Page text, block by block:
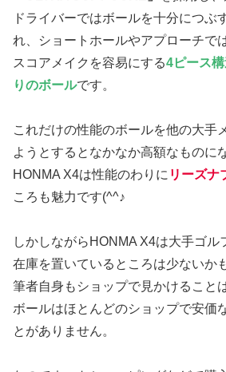
ドライバーではボールを十分につぶ
れ、ショートホールやアプローチで
スコアメイクを容易にする4ピース
りのボールです。
これだけの性能のボールを他の大手
ようとするとなかなか高額なものに
HONMA X4は性能のわりに リーズナ
ころも魅力です(^^♪
しかしながらHONMA X4は大手ゴル
在庫を置いているところは少ないか
筆者自身もショップで見かけること
ボールはほとんどのショップで安価
とがありません。